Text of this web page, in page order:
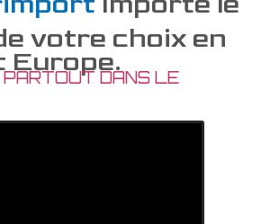
votre choix en
Europe.DANS LE